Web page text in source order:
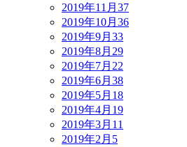
2019年11月 37
2019年10月 36
2019年9月 33
2019年8月 29
2019年7月 22
2019年6月 38
2019年5月 18
2019年4月 19
2019年3月 11
2019年2月 5